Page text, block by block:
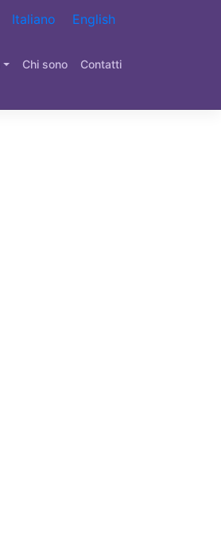
Italiano English
Chi sono Contatti